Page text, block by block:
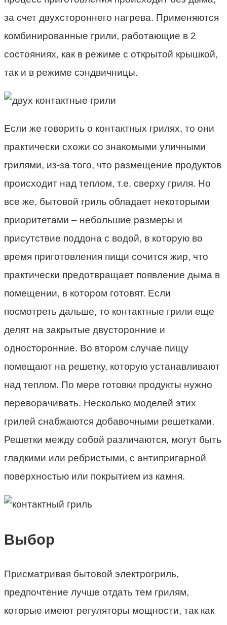
за счет двухстороннего нагрева. Применяются
комбинированные грили, работающие в 2
состояниях, как в режиме с открытой крышкой,
так и в режиме сэндвичницы.
Если же говорить о контактных грилях, то они
практически схожи со знакомыми уличными
грилями, из-за того, что размещение продуктов
происходит над теплом, т.е. сверху гриля. Но
все же, бытовой гриль обладает некоторыми
приоритетами – небольшие размеры и
присутствие поддона с водой, в которую во
время приготовления пищи сочится жир, что
практически предотвращает появление дыма в
помещении, в котором готовят. Если
посмотреть дальше, то контактные грили еще
делят на закрытые двусторонние и
односторонние. Во втором случае пищу
помещают на решетку, которую устанавливают
над теплом. По мере готовки продукты нужно
переворачивать. Несколько моделей этих
грилей снабжаются добавочными решетками.
Решетки между собой различаются, могут быть
гладкими или ребристыми, с антипригарной
поверхностью или покрытием из камня.
Выбор
Присматривая бытовой электрогриль,
предпочтение лучше отдать тем грилям,
которые имеют регуляторы мощности, так как